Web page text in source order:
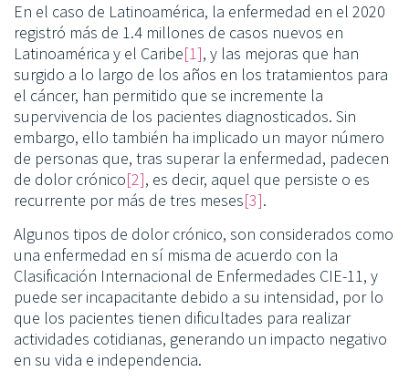
En el caso de Latinoamérica, la enfermedad en el 2020
registró más de 1.4 millones de casos nuevos en
Latinoamérica y el Caribe[1], y las mejoras que han
surgido a lo largo de los años en los tratamientos para
el cáncer, han permitido que se incremente la
supervivencia de los pacientes diagnosticados. Sin
embargo, ello también ha implicado un mayor número
de personas que, tras superar la enfermedad, padecen
de dolor crónico[2], es decir, aquel que persiste o es
recurrente por más de tres meses[3].
Algunos tipos de dolor crónico, son considerados como
una enfermedad en sí misma de acuerdo con la
Clasificación Internacional de Enfermedades CIE-11, y
puede ser incapacitante debido a su intensidad, por lo
que los pacientes tienen dificultades para realizar
actividades cotidianas, generando un impacto negativo
en su vida e independencia.